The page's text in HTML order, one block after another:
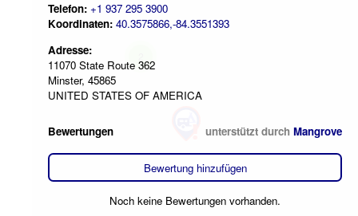
Telefon: +1 937 295 3900
Koordinaten: 40.3575866,-84.3551393
Adresse:
11070 State Route 362
Minster, 45865
UNITED STATES OF AMERICA
Bewertungen unterstützt durch Mangrove
Bewertung hinzufügen
Noch keine Bewertungen vorhanden.